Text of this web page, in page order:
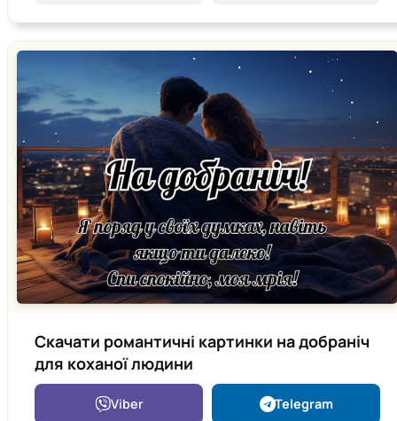
Скачати романтичні картинки на добраніч
для коханої людини
Viber Telegram